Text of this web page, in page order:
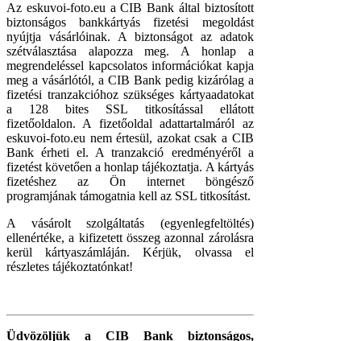
Az eskuvoi-foto.eu a CIB Bank által biztosított
biztonságos bankkártyás fizetési megoldást
nyújtja vásárlóinak. A biztonságot az adatok
szétválasztása alapozza meg. A honlap a
megrendeléssel kapcsolatos információkat kapja
meg a vásárlótól, a CIB Bank pedig kizárólag a
fizetési tranzakcióhoz szükséges kártyaadatokat
a 128 bites SSL titkosítással ellátott
fizetőoldalon. A fizetőoldal adattartalmáról az
eskuvoi-foto.eu nem értesül, azokat csak a CIB
Bank érheti el. A tranzakció eredményéről a
fizetést követően a honlap tájékoztatja. A kártyás
fizetéshez az Ön internet böngésző
programjának támogatnia kell az SSL titkosítást.
A vásárolt szolgáltatás (egyenlegfeltöltés)
ellenértéke, a kifizetett összeg azonnal zárolásra
kerül kártyaszámláján. Kérjük, olvassa el
részletes tájékoztatónkat!
Üdvözöljük a CIB Bank biztonságos,